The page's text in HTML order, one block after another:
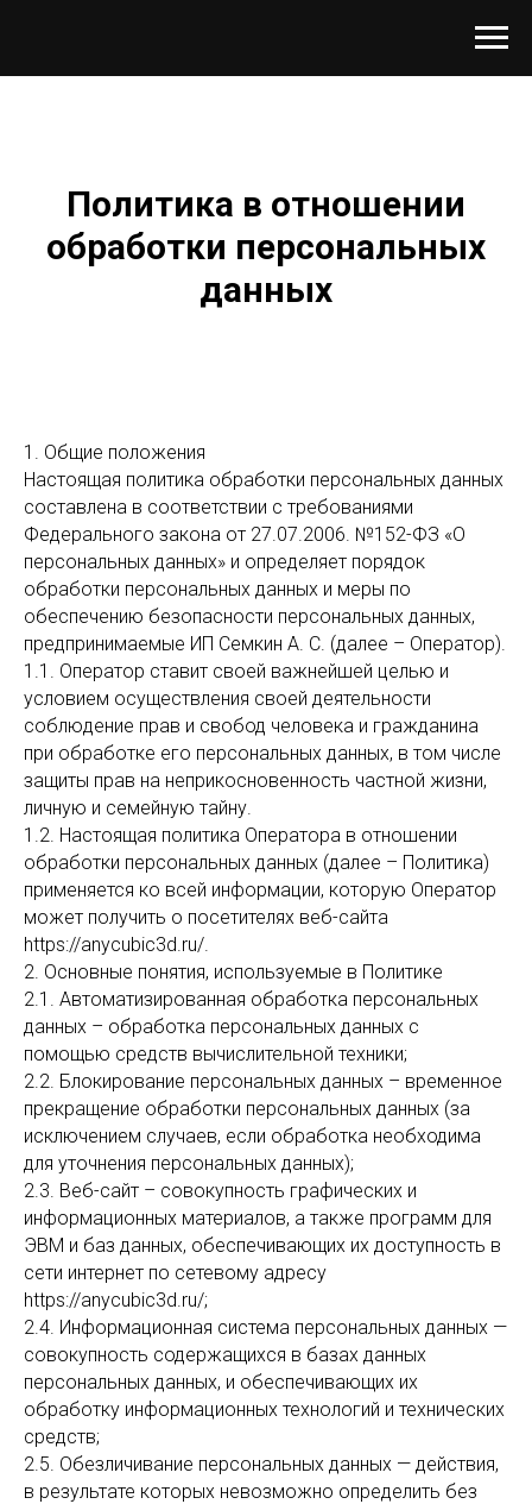
Политика в отношении
обработки персональных
данных
1. Общие положения
Настоящая политика обработки персональных данных
составлена в соответствии с требованиями
Федерального закона от 27.07.2006. №152-ФЗ «О
персональных данных» и определяет порядок
обработки персональных данных и меры по
обеспечению безопасности персональных данных,
предпринимаемые ИП Семкин А. С. (далее – Оператор).
1.1. Оператор ставит своей важнейшей целью и
условием осуществления своей деятельности
соблюдение прав и свобод человека и гражданина
при обработке его персональных данных, в том числе
защиты прав на неприкосновенность частной жизни,
личную и семейную тайну.
1.2. Настоящая политика Оператора в отношении
обработки персональных данных (далее – Политика)
применяется ко всей информации, которую Оператор
может получить о посетителях веб-сайта
https://anycubic3d.ru/.
2. Основные понятия, используемые в Политике
2.1. Автоматизированная обработка персональных
данных – обработка персональных данных с
помощью средств вычислительной техники;
2.2. Блокирование персональных данных – временное
прекращение обработки персональных данных (за
исключением случаев, если обработка необходима
для уточнения персональных данных);
2.3. Веб-сайт – совокупность графических и
информационных материалов, а также программ для
ЭВМ и баз данных, обеспечивающих их доступность в
сети интернет по сетевому адресу
https://anycubic3d.ru/;
2.4. Информационная система персональных данных —
совокупность содержащихся в базах данных
персональных данных, и обеспечивающих их
обработку информационных технологий и технических
средств;
2.5. Обезличивание персональных данных — действия,
в результате которых невозможно определить без